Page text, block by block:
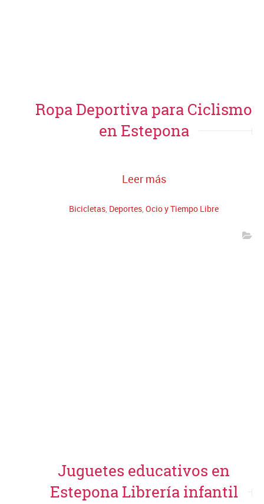
Ropa Deportiva para Ciclismo
en Estepona
Leer más
Bicicletas, Deportes, Ocio y Tiempo Libre
Juguetes educativos en
Estepona Librería infantil